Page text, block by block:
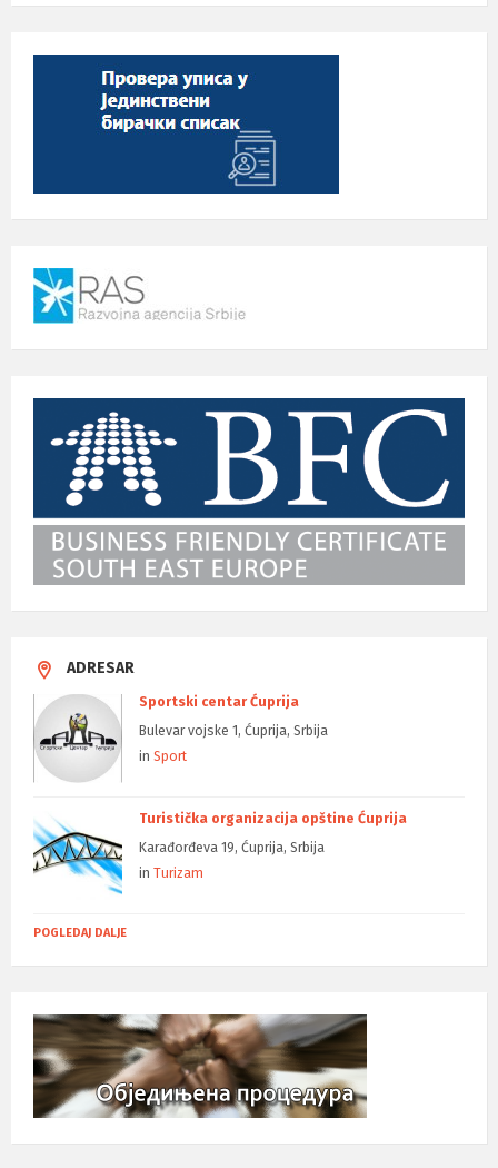
ADRESAR
Sportski centar Ćuprija
Bulevar vojske 1, Ćuprija, Srbija
in Sport
Turistička organizacija opštine Ćuprija
Karađorđeva 19, Ćuprija, Srbija
in Turizam
POGLEDAJ DALJE